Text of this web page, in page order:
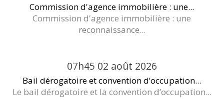
Commission d'agence immobilière : une...
Commission d'agence immobilière : une
reconnaissance...
07h45 02 août 2026
Bail dérogatoire et convention d’occupation...
Le bail dérogatoire et la convention d’occupation...